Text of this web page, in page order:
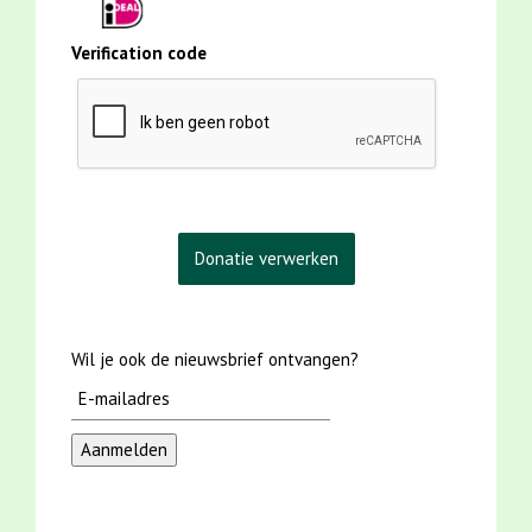
Verification code
Wil je ook de nieuwsbrief ontvangen?